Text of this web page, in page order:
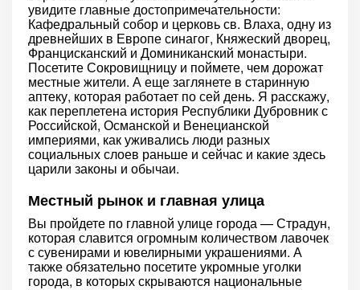
увидите главные достопримечательности:
Кафедральный собор и церковь св. Влаха, одну из
древнейших в Европе синагог, Княжеский дворец,
Францисканский и Доминиканский монастыри.
Посетите Сокровищницу и поймете, чем дорожат
местные жители. А еще заглянете в старинную
аптеку, которая работает по сей день. Я расскажу,
как переплетена история Республики Дубровник с
Российской, Османской и Венецианской
империями, как уживались люди разных
социальных слоев раньше и сейчас и какие здесь
царили законы и обычаи.
Местный рынок и главная улица
Вы пройдете по главной улице города — Страдун,
которая славится огромным количеством лавочек
с сувенирами и ювелирными украшениями. А
также обязательно посетите укромные уголки
города, в которых скрываются национальные